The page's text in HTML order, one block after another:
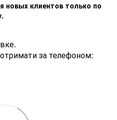
клиентов только по
за телефоном: